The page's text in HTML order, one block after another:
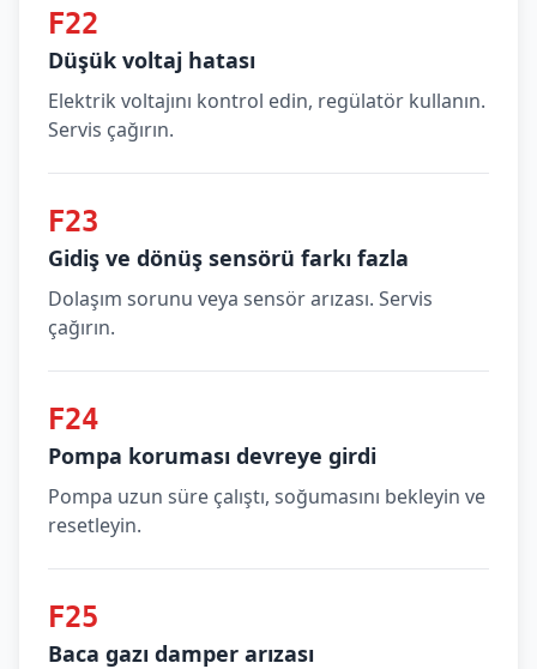
F22
Düşük voltaj hatası
Elektrik voltajını kontrol edin, regülatör kullanın.
Servis çağırın.
F23
Gidiş ve dönüş sensörü farkı fazla
Dolaşım sorunu veya sensör arızası. Servis
çağırın.
F24
Pompa koruması devreye girdi
Pompa uzun süre çalıştı, soğumasını bekleyin ve
resetleyin.
F25
Baca gazı damper arızası